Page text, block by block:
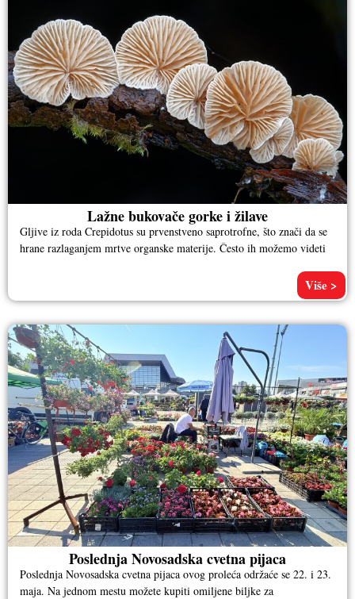
Lažne bukovače gorke i žilave
Gljive iz roda Crepidotus su prvenstveno saprotrofne, što znači da se
hrane razlaganjem mrtve organske materije. Često ih možemo videti
Više >
Poslednja Novosadska cvetna pijaca
Poslednja Novosadska cvetna pijaca ovog proleća održaće se 22. i 23.
maja. Na jednom mestu možete kupiti omiljene biljke za